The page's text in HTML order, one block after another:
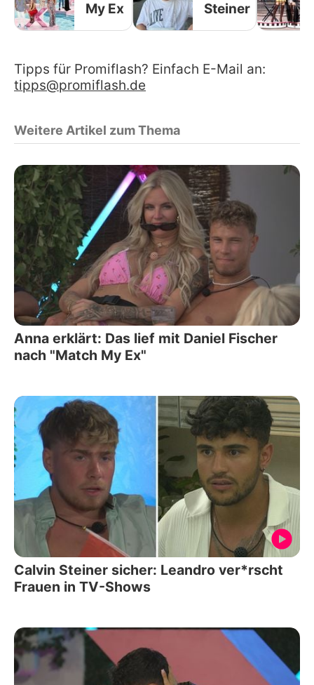
My Ex
Steiner
Tipps für Promiflash? Einfach E-Mail an:
tipps@promiflash.de
Weitere Artikel zum Thema
Anna erklärt: Das lief mit Daniel Fischer
nach "Match My Ex"
Calvin Steiner sicher: Leandro ver*rscht
Frauen in TV-Shows